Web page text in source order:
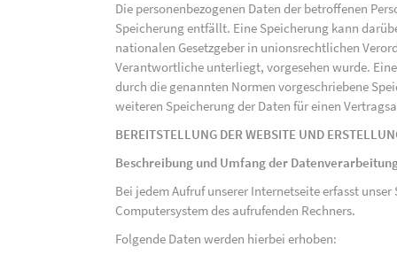
Die personenbezogenen Daten der betroffenen
Speicherung entfällt. Eine Speicherung kann
nationalen Gesetzgeber in unionsrechtlichen
Verantwortliche unterliegt, vorgesehen wurde.
durch die genannten Normen vorgeschriebene
weiteren Speicherung der Daten für einen
BEREITSTELLUNG DER WEBSITE UND
Beschreibung und Umfang der
Bei jedem Aufruf unserer Internetseite erfasst
Computersystem des aufrufenden Rechners.
Folgende Daten werden hierbei erhoben: